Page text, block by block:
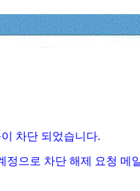
차단 되었습니다.
으로 차단 해제 요청 메